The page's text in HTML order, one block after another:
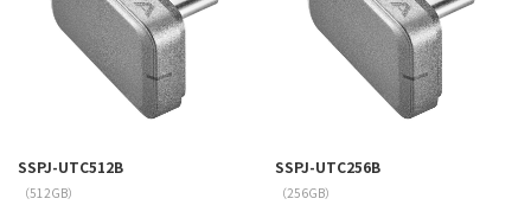
SSPJ-UTC512B
（512GB）
SSPJ-UTC256B
（256GB）